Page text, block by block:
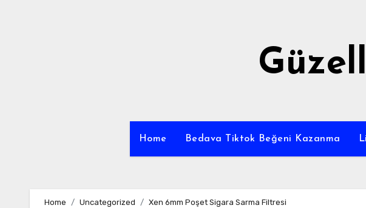
Home Bedava Tiktok Beğeni Kazanma
Home Uncategorized Xen 6mm Poşet Sigara Sarma Filtresi